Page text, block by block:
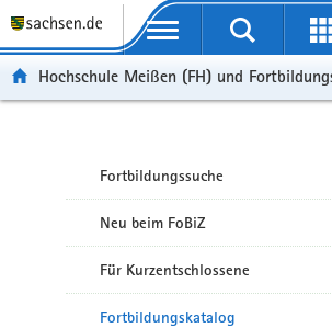
Portalübergreifende Navigation
Hochschule Meißen (FH) und
Fortbildungssuche
Neu beim FoBiZ
Für Kurzentschlossene
Fortbildungskatalog